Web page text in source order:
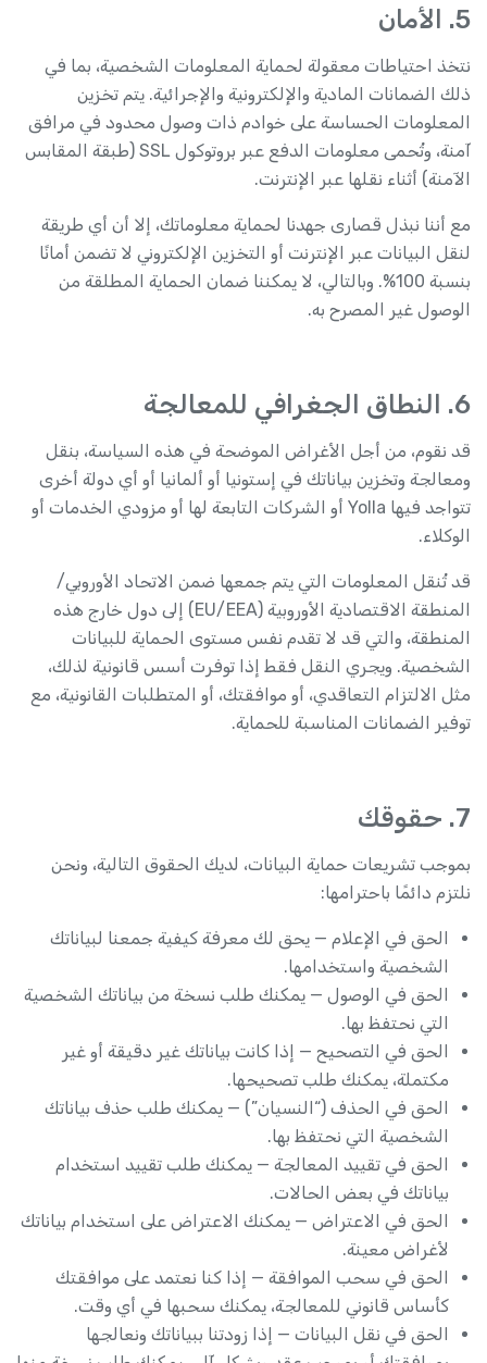
5. الأمان
نتخذ احتياطات معقولة لحماية المعلومات الشخصية، بما في
ذلك الضمانات المادية والإلكترونية والإجرائية. يتم تخزين
المعلومات الحساسة على خوادم ذات وصول محدود في مرافق
آمنة، وتُحمى معلومات الدفع عبر بروتوكول SSL (طبقة المقابس
الآمنة) أثناء نقلها عبر الإنترنت.
مع أننا نبذل قصارى جهدنا لحماية معلوماتك، إلا أن أي طريقة
لنقل البيانات عبر الإنترنت أو التخزين الإلكتروني لا تضمن أمانًا
بنسبة 100%. وبالتالي، لا يمكننا ضمان الحماية المطلقة من
الوصول غير المصرح به.
6. النطاق الجغرافي للمعالجة
قد نقوم، من أجل الأغراض الموضحة في هذه السياسة، بنقل
ومعالجة وتخزين بياناتك في إستونيا أو ألمانيا أو أي دولة أخرى
تتواجد فيها Yolla أو الشركات التابعة لها أو مزودي الخدمات أو
الوكلاء.
قد تُنقل المعلومات التي يتم جمعها ضمن الاتحاد الأوروبي/
المنطقة الاقتصادية الأوروبية (EU/EEA) إلى دول خارج هذه
المنطقة، والتي قد لا تقدم نفس مستوى الحماية للبيانات
الشخصية. ويجري النقل فقط إذا توفرت أسس قانونية لذلك،
مثل الالتزام التعاقدي، أو موافقتك، أو المتطلبات القانونية، مع
توفير الضمانات المناسبة للحماية.
7. حقوقك
بموجب تشريعات حماية البيانات، لديك الحقوق التالية، ونحن
نلتزم دائمًا باحترامها:
الحق في الإعلام — يحق لك معرفة كيفية جمعنا لبياناتك
الشخصية واستخدامها.
الحق في الوصول — يمكنك طلب نسخة من بياناتك الشخصية
التي نحتفظ بها.
الحق في التصحيح — إذا كانت بياناتك غير دقيقة أو غير
مكتملة، يمكنك طلب تصحيحها.
الحق في الحذف (“النسيان”) — يمكنك طلب حذف بياناتك
الشخصية التي نحتفظ بها.
الحق في تقييد المعالجة — يمكنك طلب تقييد استخدام
بياناتك في بعض الحالات.
الحق في الاعتراض — يمكنك الاعتراض على استخدام بياناتك
لأغراض معينة.
الحق في سحب الموافقة — إذا كنا نعتمد على موافقتك
كأساس قانوني للمعالجة، يمكنك سحبها في أي وقت.
الحق في نقل البيانات — إذا زودتنا ببياناتك ونعالجها